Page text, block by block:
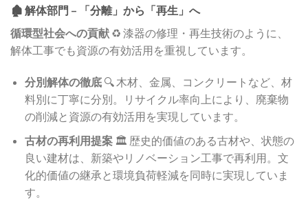
🏚️ 解体部門 – 「分離」から「再生」へ
循環型社会への貢献 ♻️ 漆器の修理・再生技術のように、
解体工事でも資源の有効活用を重視しています。
分別解体の徹底🔍 木材、金属、コンクリートなど、材
料別に丁寧に分別。リサイクル率向上により、廃棄物
の削減と資源の有効活用を実現しています。
古材の再利用提案🏛️ 歴史的価値のある古材や、状態の
良い建材は、新築やリノベーション工事で再利用。文
化的価値の継承と環境負荷軽減を同時に実現していま
す。